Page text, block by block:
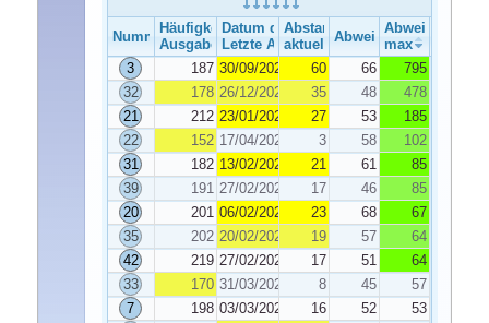
Nummer
Häufigkeit der Ausgabe
Ausgabe
Datum der Ausgabe
Letzte Ausgabe
Abstand
aktuelleAbweichung
Abweichung
max
3
187 30/09/2025 60 66
795
32
178 26/12/2025 35 48
478
21
212 23/01/2026 27 53
185
22
152 17/04/2026 3 58
102
31
182 13/02/2026 21 61
85
39
191 27/02/2026 17 46
85
20
201 06/02/2026 23 68
67
35
202 20/02/2026 19 57
64
42
219 27/02/2026 17 51
64
33
170 31/03/2026 8 45
57
7
198 03/03/2026 16 52
53